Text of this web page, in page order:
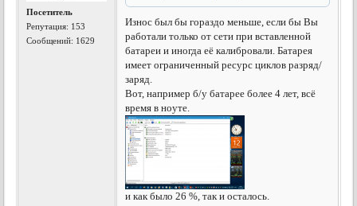
Посетитель
Репутация: 153
Сообщений: 1629
Износ был бы гораздо меньше, если бы Вы
работали только от сети при вставленной
батареи и иногда её калибровали. Батарея
имеет ограниченный ресурс циклов разряд/
заряд.
Вот, например б/у батарее более 4 лет, всё
время в ноуте.
и как было 26 %, так и осталось.